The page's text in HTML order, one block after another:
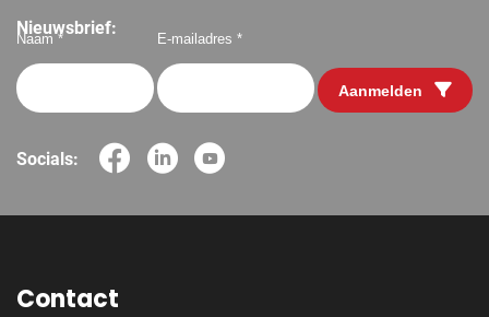
Nieuwsbrief:
Naam * E-mailadres *
Aanmelden
Socials:
Contact